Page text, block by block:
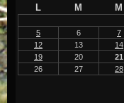
L
M M
5
6 7
12
13 14
19
20 21
26
27 28